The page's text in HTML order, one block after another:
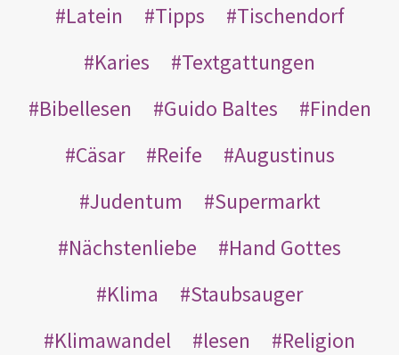
Latein
Tipps
Tischendorf
Karies
Textgattungen
Bibellesen
Guido Baltes
Finden
Cäsar
Reife
Augustinus
Judentum
Supermarkt
Nächstenliebe
Hand Gottes
Klima
Staubsauger
Klimawandel
lesen
Religion